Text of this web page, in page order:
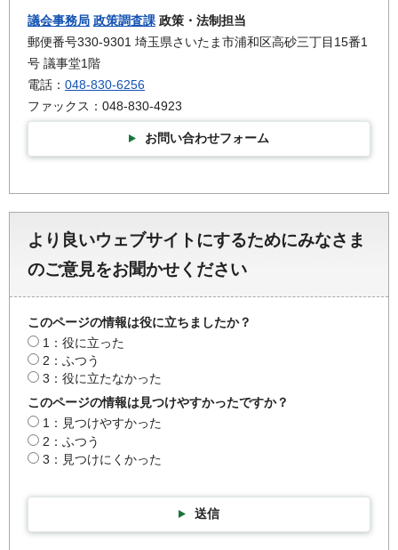
議会事務局 政策調査課 政策・法制担当
郵便番号330-9301 埼玉県さいたま市浦和区高砂三丁目15番1
号 議事堂1階
電話： 048-830-6256
ファックス：048-830-4923
お問い合わせフォーム
より良いウェブサイトにするためにみなさま
のご意見をお聞かせください
このページの情報は役に立ちましたか？
1：役に立った
2：ふつう
3：役に立たなかった
このページの情報は見つけやすかったですか？
1：見つけやすかった
2：ふつう
3：見つけにくかった
送信